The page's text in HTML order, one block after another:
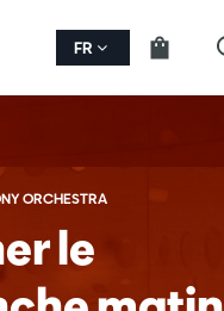
FR
le
ORCHESTRA